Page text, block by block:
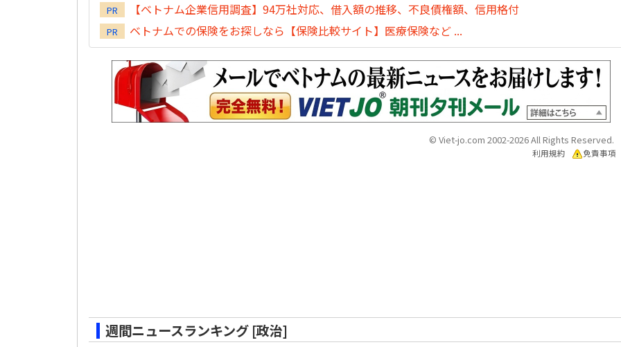
PR 【ベトナム企業信用調査】94万社対応、借入額の推移、不良債権額、信用格付
PR ベトナムでの保険をお探しなら【保険比較サイト】医療保険など ...
© Viet-jo.com 2002-2026 All Rights Reserved.
利用規約 免責事項
週間ニュースランキング [政治]